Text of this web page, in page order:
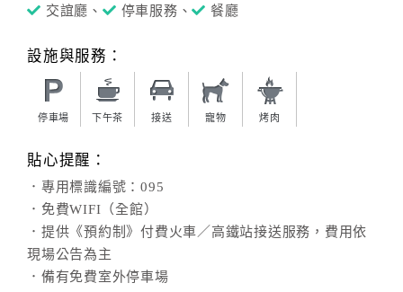
國
收
交誼廳、
停車服務、 餐廳
設施與服務：
停車場 下午茶 接送 寵物 烤肉
貼心提醒：
．專用標識編號：095
．免費WIFI（全館）
．提供《預約制》付費火車／高鐵站接送服務，費用依
現場公告為主
．備有免費室外停車場